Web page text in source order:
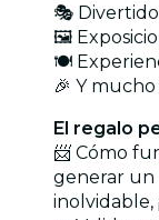
🎭
🖼️
🍽️
🎉 Y
El regalo
📨 Cómo
generar un
inolvidable,